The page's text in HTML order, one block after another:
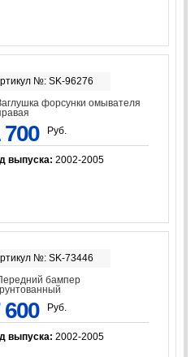
№: SK-96276
форсунки омывателя
700 Руб.
выпуска: 2002-2005
№: SK-73446
бампер
600 Руб.
выпуска: 2002-2005